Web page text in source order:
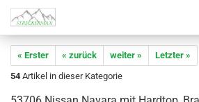
« Erster « zurück weiter »
Letzter »
54 Artikel in dieser Kategorie